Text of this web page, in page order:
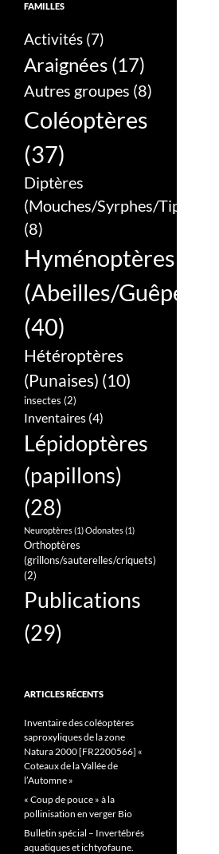
FAMILLES
Activités (7)
Araignées (17)
Autres groupes (8)
Coléoptères
(37)
Diptères
(Mouches/Syrphes/Tipules)
(8)
Hyménoptères
(Abeilles/Guêpes/
(40)
Hétéroptères
(Punaises) (10)
insectes (2)
Inventaires (4)
Lépidoptères
(papillons)
(28)
Neuroptères(1)Odonates(1)
Orthoptères
(grillons/sauterelles/criquets)
(2)
Publications
(29)
ARTICLES RÉCENTS
Inventaire des coléoptères
saproxyliques de la zone
Natura 2000 [FR2200566] «
Coteaux de la Vallée de
l’Automne »
« Coup de pouce » à la
pollinisation en verger Bio
Bulletin spécial – Invertébrés
aquatiques et ichtyofaune.